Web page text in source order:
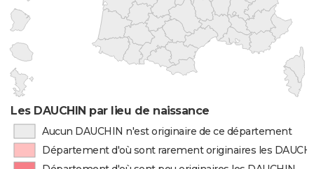
Les DAUCHIN par lieu de naissance
Aucun DAUCHIN n'est originaire de ce département
Département d'où sont rarement originaires les